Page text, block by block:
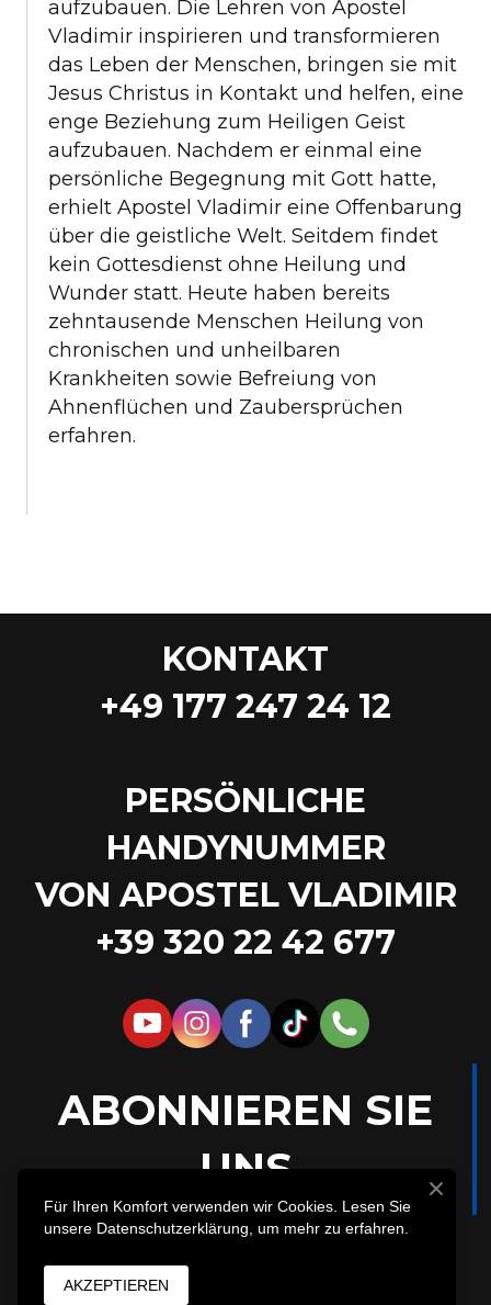
aufzubauen. Die Lehren von Apostel
Vladimir inspirieren und transformieren
das Leben der Menschen, bringen sie mit
Jesus Christus in Kontakt und helfen, eine
enge Beziehung zum Heiligen Geist
aufzubauen. Nachdem er einmal eine
persönliche Begegnung mit Gott hatte,
erhielt Apostel Vladimir eine Offenbarung
über die geistliche Welt. Seitdem findet
kein Gottesdienst ohne Heilung und
Wunder statt. Heute haben bereits
zehntausende Menschen Heilung von
chronischen und unheilbaren
Krankheiten sowie Befreiung von
Ahnenflüchen und Zaubersprüchen
erfahren.
KONTAKT
+49 177 247 24 12
PERSÖNLICHE
HANDYNUMMER
VON APOSTEL VLADIMIR
+39 320 22 42 677
ABONNIEREN SIE
UNS
Für Ihren Komfort verwenden wir Cookies. Lesen Sie
unsere Datenschutzerklärung, um mehr zu erfahren.
AKZEPTIEREN